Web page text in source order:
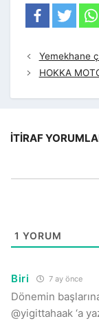
Yemekhane
HOKKA
İTIRAF
1 YORUM
Biri 7 ay önce
Dönemin
@yigittahaak ‘a